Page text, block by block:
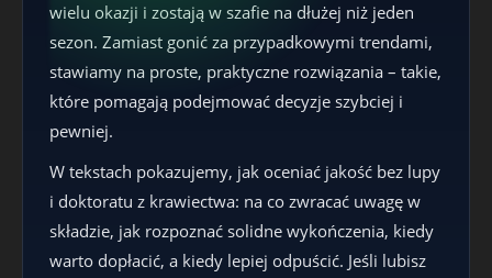
wielu okazji i zostają w szafie na dłużej niż jeden
sezon. Zamiast gonić za przypadkowymi trendami,
stawiamy na proste, praktyczne rozwiązania – takie,
które pomagają podejmować decyzje szybciej i
pewniej.
W tekstach pokazujemy, jak oceniać jakość bez lupy
i doktoratu z krawiectwa: na co zwracać uwagę w
składzie, jak rozpoznać solidne wykończenia, kiedy
warto dopłacić, a kiedy lepiej odpuścić. Jeśli lubisz